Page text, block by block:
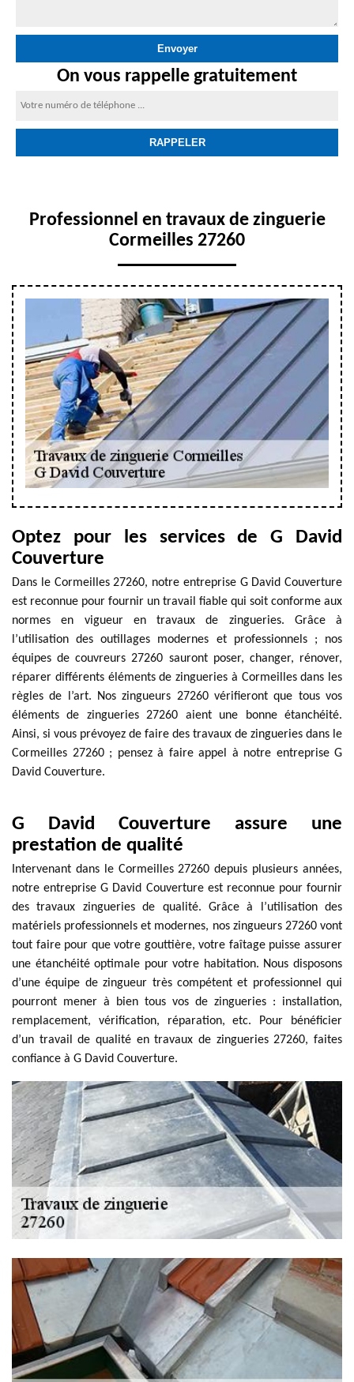
On vous rappelle gratuitement
Professionnel en travaux de zinguerie
Cormeilles 27260
Optez pour les services de G David
Couverture
Dans le Cormeilles 27260, notre entreprise G David Couverture
est reconnue pour fournir un travail fiable qui soit conforme aux
normes en vigueur en travaux de zingueries. Grâce à
l’utilisation des outillages modernes et professionnels ; nos
équipes de couvreurs 27260 sauront poser, changer, rénover,
réparer différents éléments de zingueries à Cormeilles dans les
règles de l’art. Nos zingueurs 27260 vérifieront que tous vos
éléments de zingueries 27260 aient une bonne étanchéité.
Ainsi, si vous prévoyez de faire des travaux de zingueries dans le
Cormeilles 27260 ; pensez à faire appel à notre entreprise G
David Couverture.
G David Couverture assure une
prestation de qualité
Intervenant dans le Cormeilles 27260 depuis plusieurs années,
notre entreprise G David Couverture est reconnue pour fournir
des travaux zingueries de qualité. Grâce à l’utilisation des
matériels professionnels et modernes, nos zingueurs 27260 vont
tout faire pour que votre gouttière, votre faîtage puisse assurer
une étanchéité optimale pour votre habitation. Nous disposons
d’une équipe de zingueur très compétent et professionnel qui
pourront mener à bien tous vos de zingueries : installation,
remplacement, vérification, réparation, etc. Pour bénéficier
d’un travail de qualité en travaux de zingueries 27260, faites
confiance à G David Couverture.